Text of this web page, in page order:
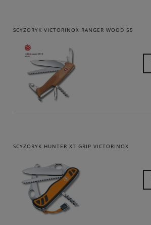
SCYZORYK VICTORINOX RANGER WOOD 55
SCYZORYK HUNTER XT GRIP VICTORINOX